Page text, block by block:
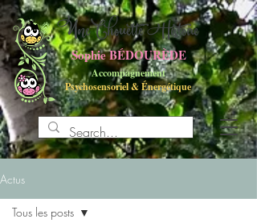
Accompagnement
Psychosensoriel&Énergétique
Sophie BÉDOURÈDE
UneChouette Histoire
Actus
Tous les posts